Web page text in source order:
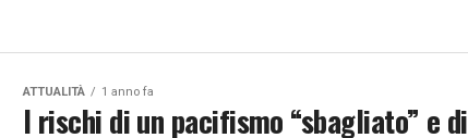
ATTUALITÀ 1 anno fa
I rischi di un pacifismo “sbagliato” e di